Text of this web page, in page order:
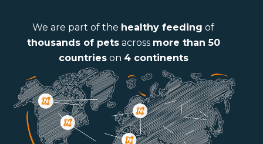
We are part of the healthy feeding of
thousands of petsacross more than 50
countrieson 4 continents